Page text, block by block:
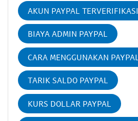
AKUN PAYPAL TERVERIFIKASI
BIAYA ADMIN PAYPAL
CARA MENGGUNAKAN PAYPAL
TARIK SALDO PAYPAL
KURS DOLLAR PAYPAL